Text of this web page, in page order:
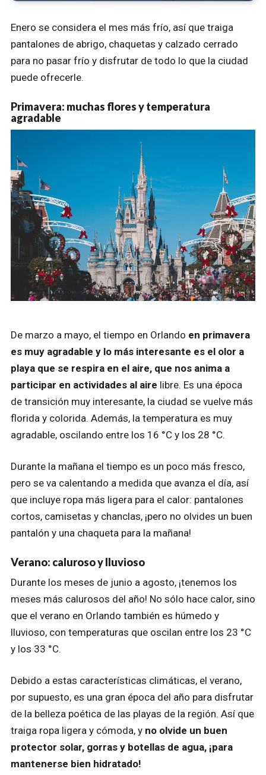
Enero se considera el mes más frío, así que traiga
pantalones de abrigo, chaquetas y calzado cerrado
para no pasar frío y disfrutar de todo lo que la ciudad
puede ofrecerle.
Primavera: muchas flores y temperatura
agradable
De marzo a mayo, el tiempo en Orlando en primavera
es muy agradable y lo más interesante es el olor a
playa que se respira en el aire, que nos anima a
participar en actividades al aire libre. Es una época
de transición muy interesante, la ciudad se vuelve más
florida y colorida. Además, la temperatura es muy
agradable, oscilando entre los 16 °C y los 28 °C.
Durante la mañana el tiempo es un poco más fresco,
pero se va calentando a medida que avanza el día, así
que incluye ropa más ligera para el calor: pantalones
cortos, camisetas y chanclas, ¡pero no olvides un buen
pantalón y una chaqueta para la mañana!
Verano: caluroso y lluvioso
Durante los meses de junio a agosto, ¡tenemos los
meses más calurosos del año! No sólo hace calor, sino
que el verano en Orlando también es húmedo y
lluvioso, con temperaturas que oscilan entre los 23 °C
y los 33 °C.
Debido a estas características climáticas, el verano,
por supuesto, es una gran época del año para disfrutar
de la belleza poética de las playas de la región. Así que
traiga ropa ligera y cómoda, y no olvide un buen
protector solar, gorras y botellas de agua, ¡para
mantenerse bien hidratado!